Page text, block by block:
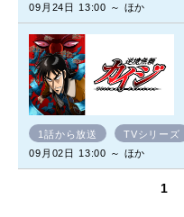
09月24日 13:00 ～ ほか
1話から放送 TVシリーズ
09月02日 13:00 ～ ほか
1